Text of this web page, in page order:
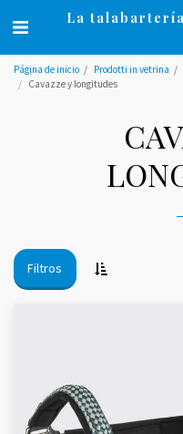
La
Página de inicio Prodotti in vetrina
Cavazze y longitudes
Filtros